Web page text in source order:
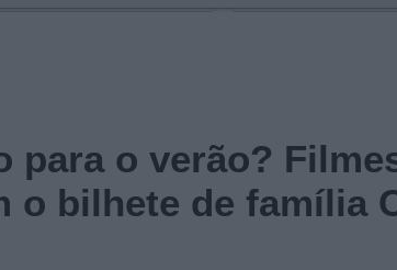
para o verão?
o bilhete de família